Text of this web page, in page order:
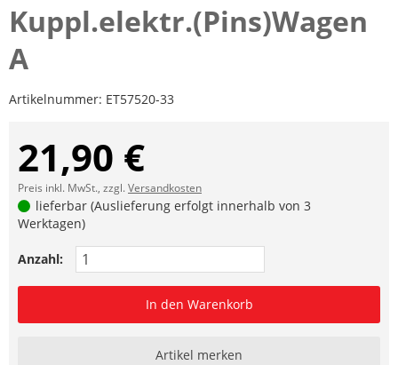
Kuppl.elektr.(Pins)Wagen
A
Artikelnummer: ET57520-33
21,90 €
Preis inkl. MwSt., zzgl.Versandkosten
lieferbar (Auslieferung erfolgt innerhalb von 3
Werktagen)
Anzahl:
In den Warenkorb
Artikel merken